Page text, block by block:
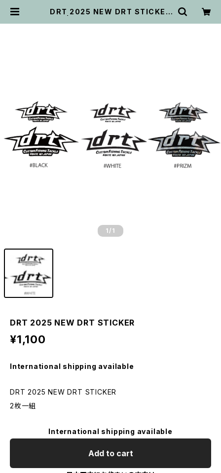
DRT 2025 NEW DRT STICKER
1 /1
DRT 2025 NEW DRT STICKER
¥1,100
International shipping available
DRT 2025 NEW DRT STICKER
2枚一組
International shipping available
Add to cart